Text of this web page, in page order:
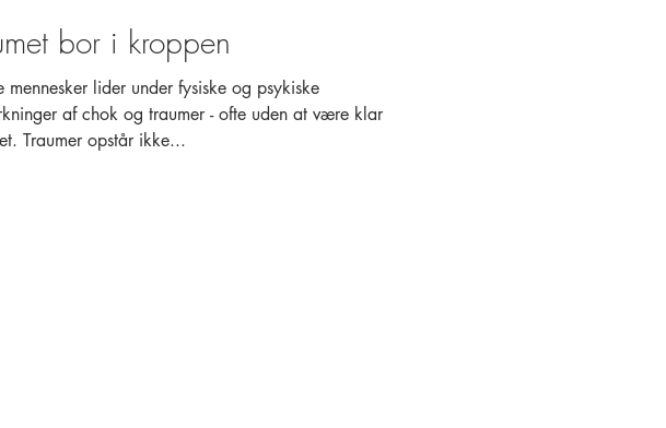
bor i kroppen
mennesker lider under fysiske og psykiske
af chok og traumer - ofte uden at være klar
Traumer opstår ikke...